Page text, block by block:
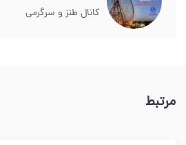
کانال طنز و سرگرمی
مرتبط